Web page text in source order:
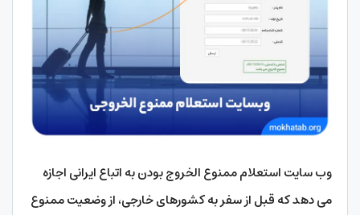
وب سایت استعلام ممنوع الخروج بودن به اتباع ایرانی اجازه
می دهد که قبل از سفر به کشورهای خارجی، از وضعیت ممنوع